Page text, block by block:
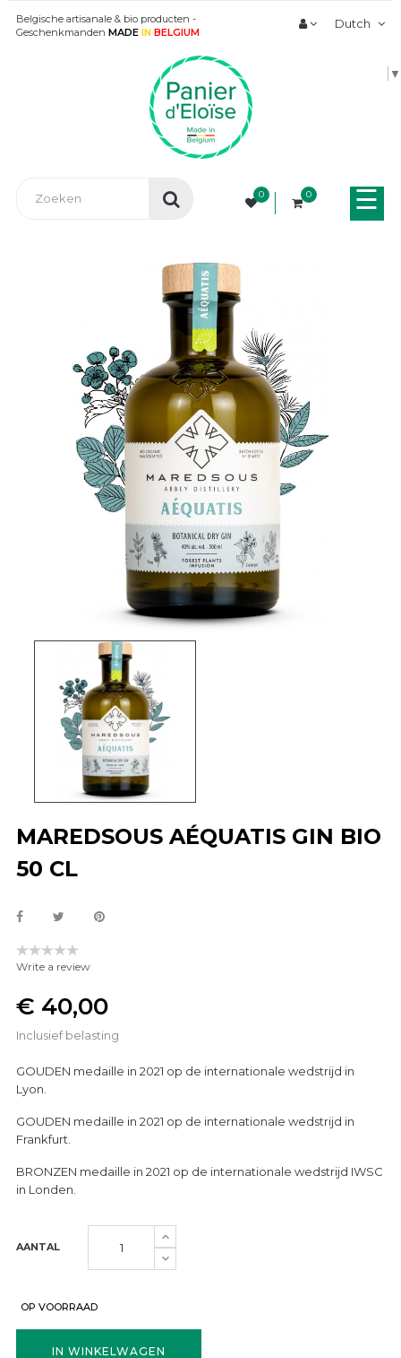
Belgische artisanale & bio producten -
Geschenkmanden MADE IN BELGIUM
Dutch
▼
0 0 ☰
MAREDSOUS AÉQUATIS GIN BIO
50 CL
Write a review
€ 40,00
Inclusief belasting
GOUDEN medaille in 2021 op de internationale wedstrijd in
Lyon.
GOUDEN medaille in 2021 op de internationale wedstrijd in
Frankfurt.
BRONZEN medaille in 2021 op de internationale wedstrijd IWSC
in Londen.
AANTAL
OP VOORRAAD
IN WINKELWAGEN